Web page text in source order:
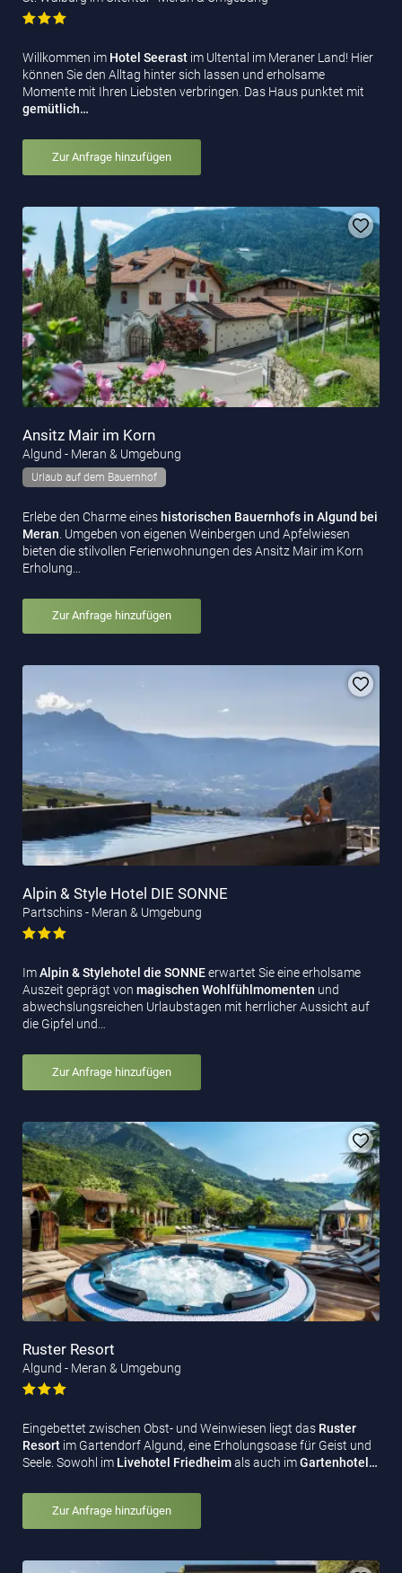
Willkommen im Hotel Seerast im Ultental im Meraner Land! Hier
können Sie den Alltag hinter sich lassen und erholsame
Momente mit Ihren Liebsten verbringen. Das Haus punktet mit
gemütlich…
Zur Anfrage hinzufügen
Ansitz Mair im Korn
Algund - Meran & Umgebung
Urlaub auf dem Bauernhof
Erlebe den Charme eineshistorischen Bauernhofs in Algund bei
Meran . Umgeben von eigenen Weinbergen und Apfelwiesen
bieten die stilvollen Ferienwohnungen des Ansitz Mair im Korn
Erholung…
Zur Anfrage hinzufügen
Alpin & Style Hotel DIE SONNE
Partschins - Meran & Umgebung
ImAlpin & Stylehotel die SONNEerwartet Sie eine erholsame
Auszeit geprägt von magischen Wohlfühlmomenten und
abwechslungsreichen Urlaubstagen mit herrlicher Aussicht auf
die Gipfel und…
Zur Anfrage hinzufügen
Ruster Resort
Algund - Meran & Umgebung
Eingebettet zwischen Obst- und Weinwiesen liegt das Ruster
Resort im Gartendorf Algund, eine Erholungsoase für Geist und
Seele. Sowohl im Livehotel Friedheimals auch imGartenhotel…
Zur Anfrage hinzufügen